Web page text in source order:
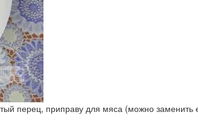
перец, приправу для мяса (можно